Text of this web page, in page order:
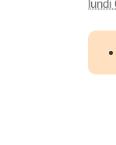
lundi